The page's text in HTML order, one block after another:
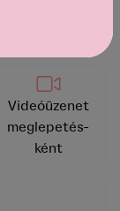
Videóüzenet
meglepetés-
ként